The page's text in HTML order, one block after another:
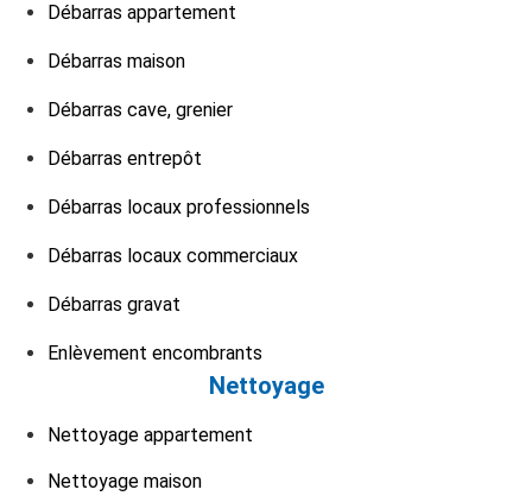
Débarras appartement
Débarras maison
Débarras cave, grenier
Débarras entrepôt
Débarras locaux professionnels
Débarras locaux commerciaux
Débarras gravat
Enlèvement encombrants
Nettoyage
Nettoyage appartement
Nettoyage maison